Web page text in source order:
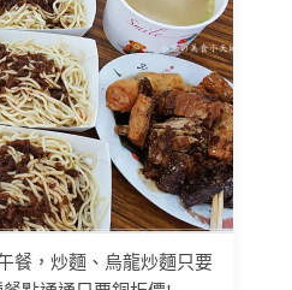
餐，炒麵、烏龍炒麵只要